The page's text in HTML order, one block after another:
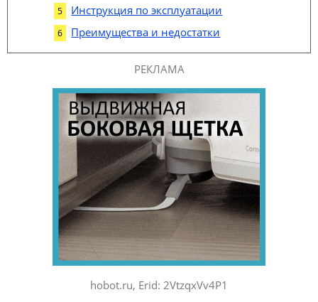
Инструкция по эксплуатации
Преимущества и недостатки
РЕКЛАМА
hobot.ru, Erid: 2VtzqxVv4P1